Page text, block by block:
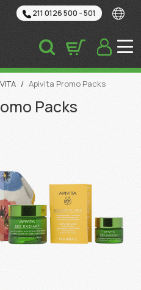
211 0126 500 - 501
/ Apivita Promo Packs
Packs